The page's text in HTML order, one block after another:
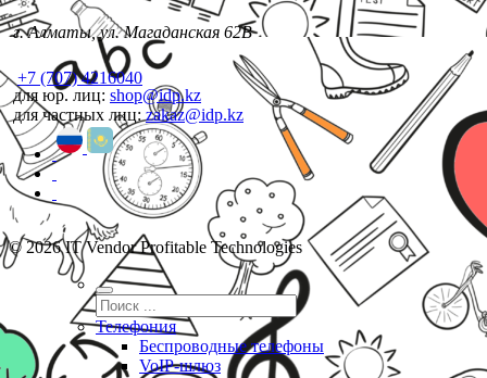
г. Алматы, ул. Магаданская 62В
+7 (707) 4216040
для юр. лиц: shop@idp.kz
для частных лиц: zakaz@idp.kz
© 2026 IT Vendor Profitable Technologies
Телефония
Беспроводные телефоны
VoIP-шлюз